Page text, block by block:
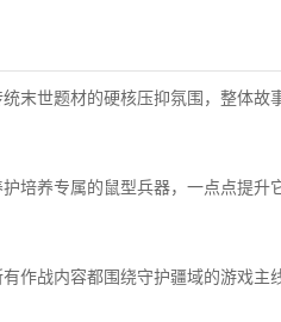
末世题材的硬核压抑氛围，整体故
培养专属的鼠型兵器，一点点提升
作战内容都围绕守护疆域的游戏主